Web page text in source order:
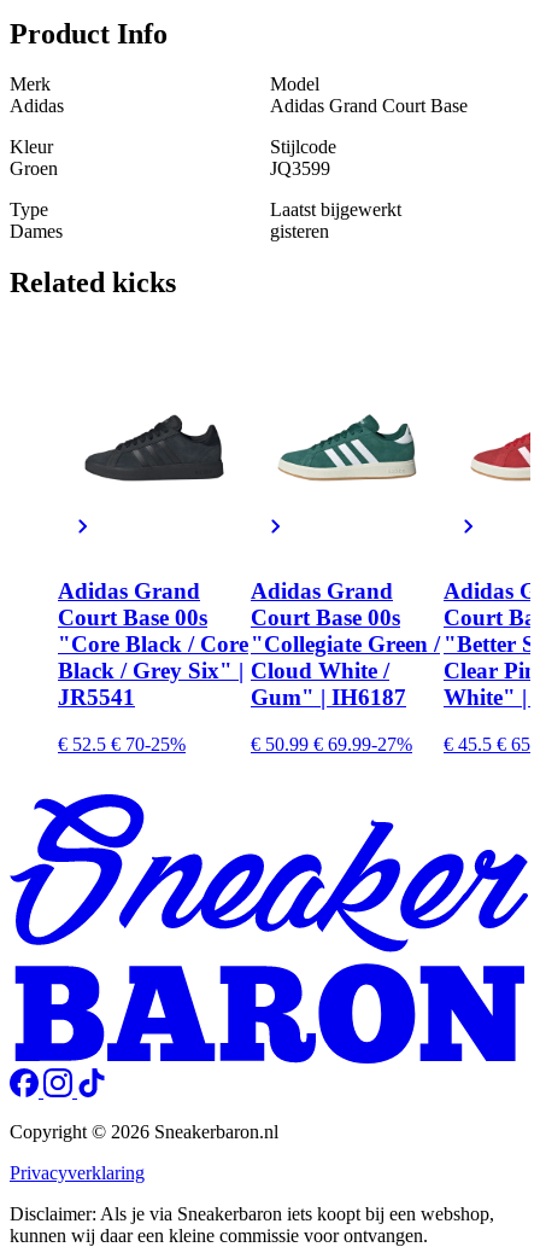
Product Info
Merk
Adidas
Model
Adidas Grand Court Base
Kleur
Groen
Stijlcode
JQ3599
Type
Dames
Laatst bijgewerkt
gisteren
Related kicks
Adidas Grand
Court Base 00s
"Core Black / Core
Black / Grey Six" |
JR5541
€ 52.5 € 70-25%
Adidas Grand
Court Base 00s
"Collegiate Green /
Cloud White /
Gum" | IH6187
€ 50.99 € 69.99-27%
Adidas
Court
"Better
Clear
White" |
€ 45.5 € 65
Copyright © 2026 Sneakerbaron.nl
Privacyverklaring
Disclaimer: Als je via Sneakerbaron iets koopt bij een webshop,
kunnen wij daar een kleine commissie voor ontvangen.